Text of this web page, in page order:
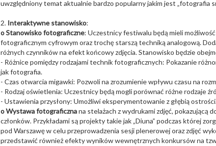
uwzględniony temat aktualnie bardzo popularny jakim jest „fotografia
2. Interaktywne stanowisko:
o Stanowisko fotograficzne: Uczestnicy festiwalu będą mieli
fotograficznym cyfrowym oraz trochę starszą techniką analogową.
różnych czynników na efekt końcowy zdjęcia. Stanowisko będzie
- Różnice pomiędzy rodzajami technik fotograficznych: Pokazanie
jak fotografia.
- Czas otwarcia migawki: Pozwoli na zrozumienie wpływu czasu na
- Rodzaj oświetlenia: Uczestnicy będą mogli porównać różne rodzaje
- Ustawienia przysłony: Umożliwi eksperymentowanie z głębią
o Wystawa fotograficznana stelażach z wydrukami zdjęć, pokazującą
członków. Przykładami są projekty takie jak „Diuna” podczas której
pod Warszawę w celu przeprowadzenia sesji plenerowej oraz zdjęć
przedstawić również efekty wyników wewnętrznych konkursów na